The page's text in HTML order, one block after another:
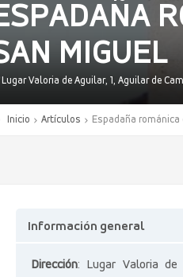
MIGUEL
Lugar Valoria de Aguilar, 1, Aguilar de
Inicio Artículos Espadaña románica
Información general
Dirección: Lugar Valoria de